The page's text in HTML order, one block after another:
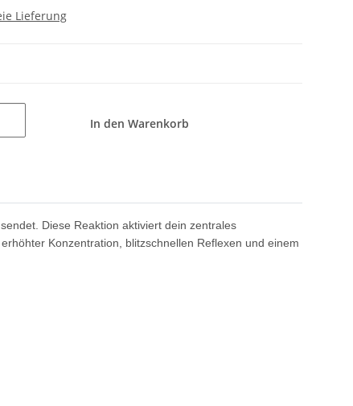
Lieferung
In den Warenkorb
Diese Reaktion aktiviert dein zentrales
Konzentration, blitzschnellen Reflexen und einem